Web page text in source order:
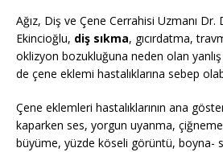
Ağız, Diş ve Çene Cerrahisi Uzmanı Dr.
Ekincioğlu, diş sıkma, gıcırdatma,
oklizyon bozukluğuna neden olan
de çene eklemi hastalıklarına sebep
Çene eklemleri hastalıklarının ana
kaparken ses, yorgun uyanma,
büyüme, yüzde köseli görüntü, boyna-